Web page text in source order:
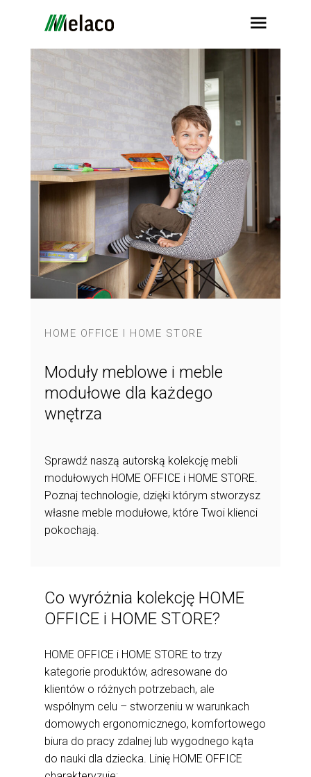
HOME OFFICE I HOME STORE
Moduły meblowe i meble
modułowe dla każdego
wnętrza
Sprawdź naszą autorską kolekcję mebli
modułowych HOME OFFICE i HOME STORE.
Poznaj technologie, dzięki którym stworzysz
własne meble modułowe, które Twoi klienci
pokochają.
Co wyróżnia kolekcję HOME
OFFICE i HOME STORE?
HOME OFFICE i HOME STORE to trzy
kategorie produktów, adresowane do
klientów o różnych potrzebach, ale
wspólnym celu – stworzeniu w warunkach
domowych ergonomicznego, komfortowego
biura do pracy zdalnej lub wygodnego kąta
do nauki dla dziecka. Linię HOME OFFICE